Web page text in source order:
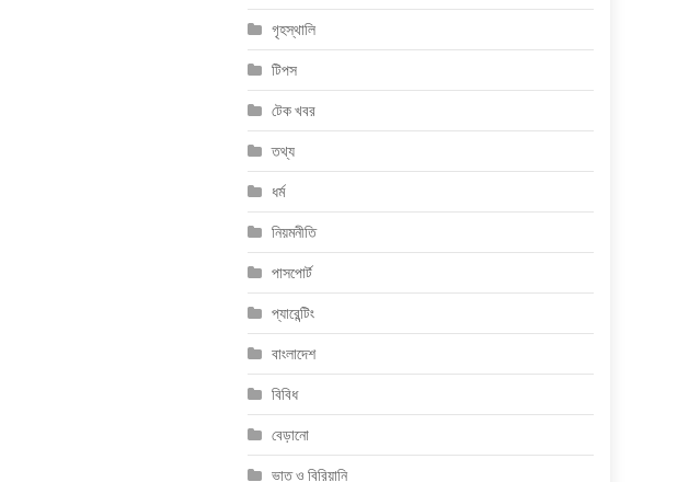
গৃহস্থালি
টিপস
টেক খবর
তথ্য
ধর্ম
নিয়মনীতি
পাসপোর্ট
প্যারেন্টিং
বাংলাদেশ
বিবিধ
বেড়ানো
ভাত ও বিরিয়ানি